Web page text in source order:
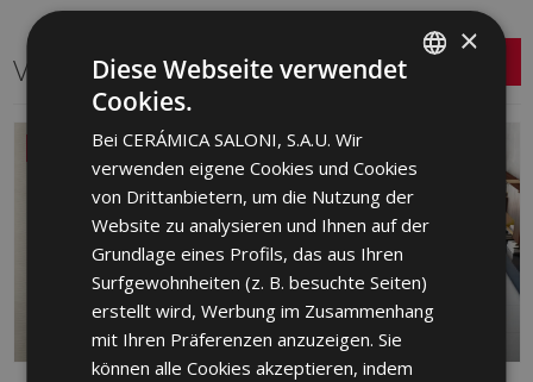
Verwandte Serien
GERMAN
PORTUGUESE
×
Diese Webseite verwendet
Cookies.
Bei CERÁMICA SALONI, S.A.U. Wir
verwenden eigene Cookies und Cookies
von Drittanbietern, um die Nutzung der
Website zu analysieren und Ihnen auf der
Grundlage eines Profils, das aus Ihren
Surfgewohnheiten (z. B. besuchte Seiten)
erstellt wird, Werbung im Zusammenhang
mit Ihren Präferenzen anzuzeigen. Sie
können alle Cookies akzeptieren, indem